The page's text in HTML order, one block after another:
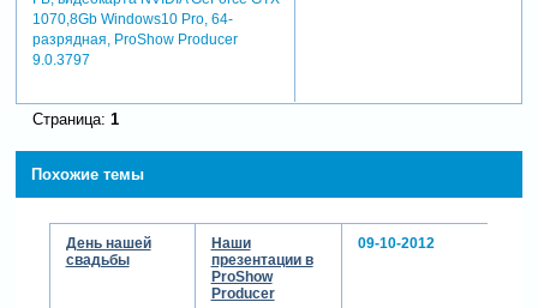
не подошли бы
1070,8Gb Windows10 Pro, 64-
разрядная, ProShow Producer
9.0.3797
Страница: 1
Похожие темы
День нашей
свадьбы
Наши
презентации в
ProShow
Producer
09-10-2012